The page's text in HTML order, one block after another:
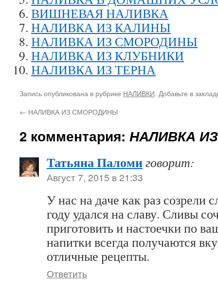
ВИШНЕВАЯ НАЛИВКА
НАЛИВКА ИЗ КАЛИНЫ
НАЛИВКА ИЗ СМОРОДИНЫ
НАЛИВКА ИЗ КЛУБНИКИ
НАЛИВКА ИЗ ТЕРНА
Запись опубликована в рубрике НАЛИВКИ. Добавьте в
← НАЛИВКА ИЗ СМОРОДИНЫ
2 комментария: НАЛИВКА
Татьяна Паломиговорит:
Август 7, 2015 в 21:33
У нас на даче как раз созрели
году удался на славу. Сливы
приготовить и настоечки по
напитки всегда получаются
отличные рецепты.
Ответить